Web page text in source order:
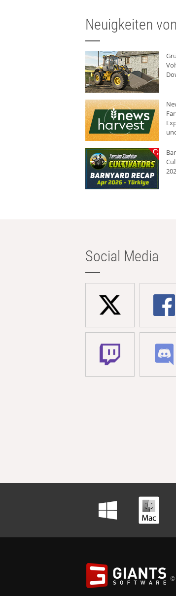
Neuigkeiten
Social Media
©